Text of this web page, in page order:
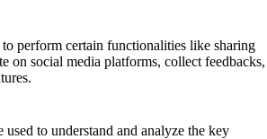
perform certain functionalities like sharing
on social media platforms, collect feedbacks,
used to understand and analyze the key